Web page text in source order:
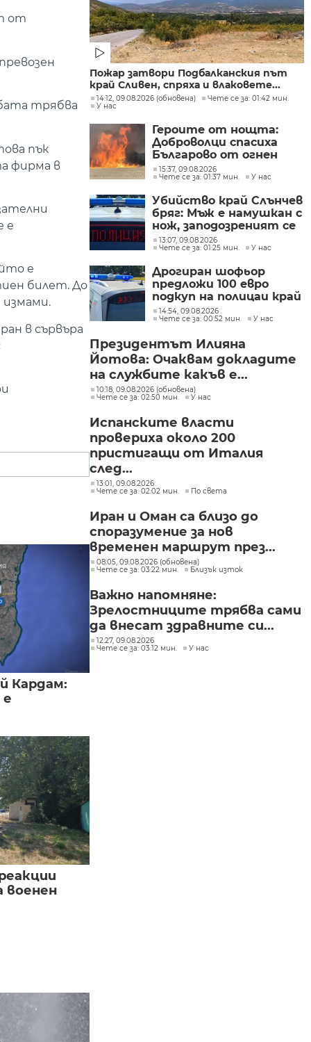
от
трябва
пък
фирма в
е
е
билет. До
измами.
в сървъра
Кардам:
е
военен
Пожар затвори Подбалканския път
край Сливен, спряха и влаковете...
14:12, 09.08.2026 (обновена)
Чете се за: 01:42 мин.
У нас
Героите от нощта:
Доброволци спасиха
Българово от огнен
капан
15:37, 09.08.2026
Чете се за: 01:37 мин.
У нас
Убийство край Слънчев
бряг: Мъж е намушкан с
нож, заподозреният се
опитал да избяга
13:07, 09.08.2026
Чете се за: 01:25 мин.
У нас
Дрогиран шофьор
предложи 100 евро
подкуп на полицаи край
Поморие
14:54, 09.08.2026
Чете се за: 00:52 мин.
У нас
Президентът Илияна
Йотова: Очаквам докладите
на службите какъв е...
10:18, 09.08.2026 (обновена)
Чете се за: 02:50 мин.
У нас
Испанските власти
провериха около 200
пристигащи от Италия
след...
13:01, 09.08.2026
Чете се за: 02:02 мин.
По света
Иран и Оман са близо до
споразумение за нов
временен маршрут през...
08:05, 09.08.2026 (обновена)
Чете се за: 03:22 мин.
Близък изток
Важно напомняне:
Зрелостниците трябва сами
да внесат здравните си...
12:27, 09.08.2026
Чете се за: 03:12 мин.
У нас